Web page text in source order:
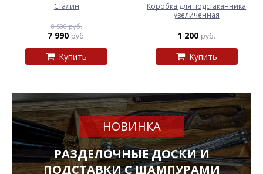
Сталин
8 590 руб.
7 990 руб.
Купить
Коробка для подстаканника
увеличенная
1 200 руб.
Купить
НОВИНКА
РАЗДЕЛОЧНЫЕ ДОСКИ И
ПОДСТАВКИ С ШАМПУРАМИ